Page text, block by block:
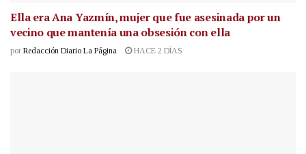
Ella era Ana Yazmín, mujer que fue asesinada por un
vecino que mantenía una obsesión con ella
por Redacción Diario La Página HACE 2 DÍAS